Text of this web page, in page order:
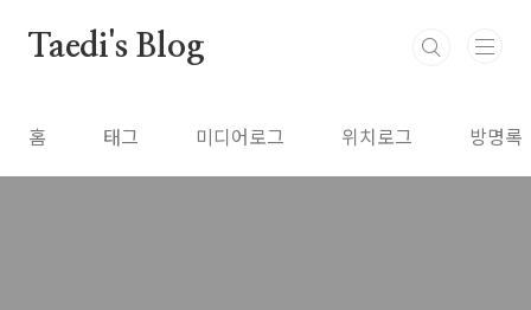
Taedi's Blog
홈 태그 미디어로그 위치로그 방명록